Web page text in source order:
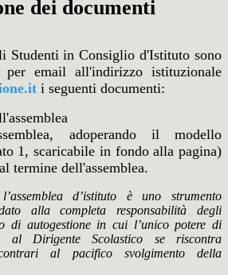
dei documenti
Studenti in Consiglio d'Istituto sono
per email all'indirizzo istituzionale
i seguenti documenti:
adoperando il modello
1, scaricabile in fondo alla pagina)
termine dell'assemblea.
d’istituto è uno strumento
alla completa responsabilità degli
di autogestione in cui l’unico potere di
al Dirigente Scolastico se riscontra
al pacifico svolgimento della